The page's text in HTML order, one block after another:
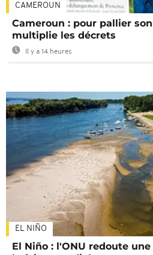
CAMEROUN
Cameroun : pour pallier
multiplie les décrets
Il y a 14 heures
EL NIÑO
El Niño : l'ONU redoute